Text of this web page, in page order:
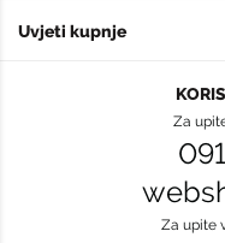
Uvjeti kupnje
Za
Za upite